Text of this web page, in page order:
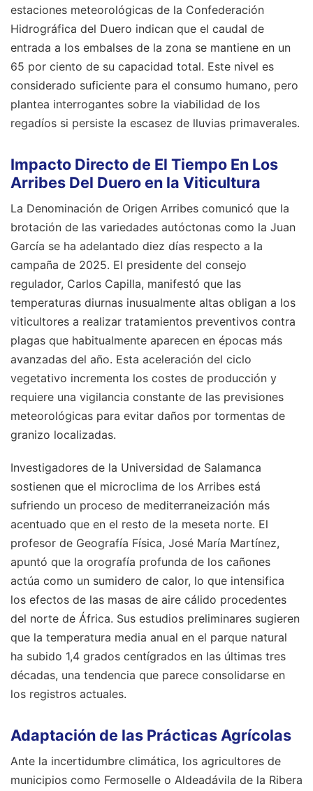
estaciones meteorológicas de la Confederación
Hidrográfica del Duero indican que el caudal de
entrada a los embalses de la zona se mantiene en un
65 por ciento de su capacidad total. Este nivel es
considerado suficiente para el consumo humano, pero
plantea interrogantes sobre la viabilidad de los
regadíos si persiste la escasez de lluvias primaverales.
Impacto Directo de El Tiempo En Los
Arribes Del Duero en la Viticultura
La Denominación de Origen Arribes comunicó que la
brotación de las variedades autóctonas como la Juan
García se ha adelantado diez días respecto a la
campaña de 2025. El presidente del consejo
regulador, Carlos Capilla, manifestó que las
temperaturas diurnas inusualmente altas obligan a los
viticultores a realizar tratamientos preventivos contra
plagas que habitualmente aparecen en épocas más
avanzadas del año. Esta aceleración del ciclo
vegetativo incrementa los costes de producción y
requiere una vigilancia constante de las previsiones
meteorológicas para evitar daños por tormentas de
granizo localizadas.
Investigadores de la Universidad de Salamanca
sostienen que el microclima de los Arribes está
sufriendo un proceso de mediterraneización más
acentuado que en el resto de la meseta norte. El
profesor de Geografía Física, José María Martínez,
apuntó que la orografía profunda de los cañones
actúa como un sumidero de calor, lo que intensifica
los efectos de las masas de aire cálido procedentes
del norte de África. Sus estudios preliminares sugieren
que la temperatura media anual en el parque natural
ha subido 1,4 grados centígrados en las últimas tres
décadas, una tendencia que parece consolidarse en
los registros actuales.
Adaptación de las Prácticas Agrícolas
Ante la incertidumbre climática, los agricultores de
municipios como Fermoselle o Aldeadávila de la Ribera